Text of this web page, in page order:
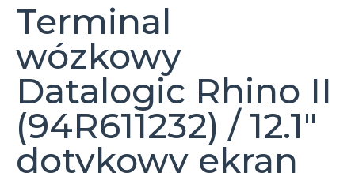
Terminal
wózkowy
Datalogic Rhino II
(94R611232) / 12.1″
dotykowy ekran